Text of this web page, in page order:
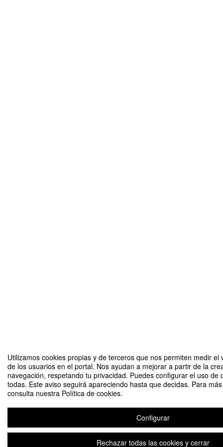
Utilizamos cookies propias y de terceros que nos permiten medir el
de los usuarios en el portal. Nos ayudan a mejorar a partir de la
navegación, respetando tu privacidad. Puedes configurar el uso de
todas. Este aviso seguirá apareciendo hasta que decidas. Para
consulta nuestra Política de cookies.
Configurar
Rechazar todas las cookies y cerrar